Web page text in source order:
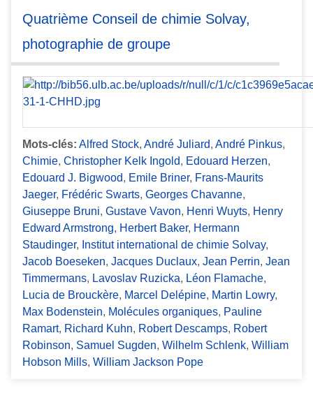
Quatrième Conseil de chimie Solvay,
photographie de groupe
Mots-clés: Alfred Stock, André Juliard, André Pinkus,
Chimie, Christopher Kelk Ingold, Edouard Herzen,
Edouard J. Bigwood, Emile Briner, Frans-Maurits
Jaeger, Frédéric Swarts, Georges Chavanne,
Giuseppe Bruni, Gustave Vavon, Henri Wuyts, Henry
Edward Armstrong, Herbert Baker, Hermann
Staudinger, Institut international de chimie Solvay,
Jacob Boeseken, Jacques Duclaux, Jean Perrin, Jean
Timmermans, Lavoslav Ruzicka, Léon Flamache,
Lucia de Brouckère, Marcel Delépine, Martin Lowry,
Max Bodenstein, Molécules organiques, Pauline
Ramart, Richard Kuhn, Robert Descamps, Robert
Robinson, Samuel Sugden, Wilhelm Schlenk, William
Hobson Mills, William Jackson Pope